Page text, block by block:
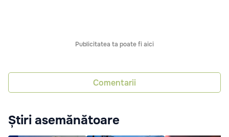
Publicitatea ta poate fi aici
Comentarii
Știri asemănătoare